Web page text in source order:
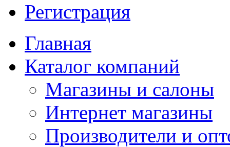
Регистрация
Главная
Каталог компаний
Магазины и салоны
Интернет магазины
Производители и